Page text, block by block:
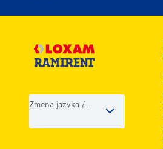
Zmena jazyka /